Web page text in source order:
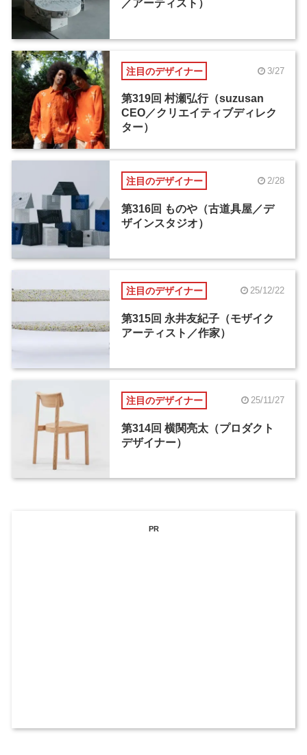
／アーティスト）
注目のデザイナー 3/27
第319回 村瀬弘行（suzusan
CEO／クリエイティブディレク
ター）
注目のデザイナー 2/28
第316回 ものや（古道具屋／デ
ザインスタジオ）
注目のデザイナー 25/12/22
第315回 永井友紀子（モザイク
アーティスト／作家）
注目のデザイナー 25/11/27
第314回 横関亮太（プロダクト
デザイナー）
PR